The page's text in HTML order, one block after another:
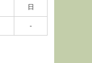
日
-